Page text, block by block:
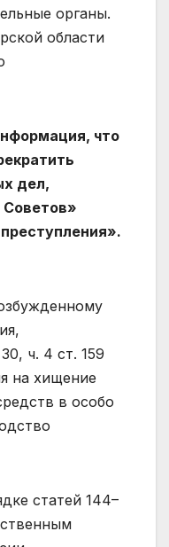
органы.
области
что
дел,
ч. 4 ст. 159
на хищение
в особо
статей 144–